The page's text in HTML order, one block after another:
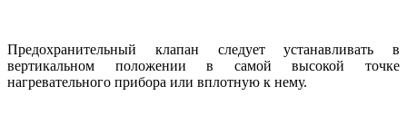
Предохранительный клапан следует устанавливать в
вертикальном положении в самой высокой точке
нагревательного прибора или вплотную к нему.